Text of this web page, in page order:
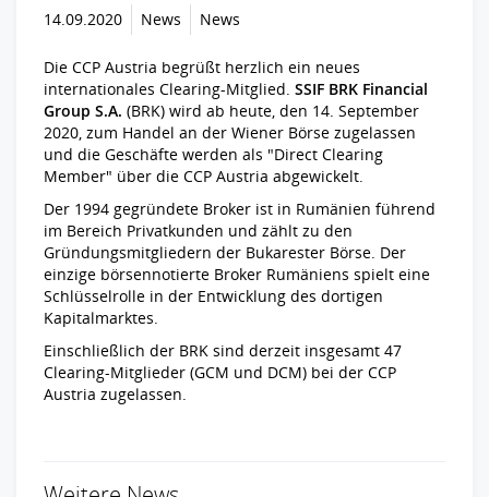
14.09.2020 News News
Die CCP Austria begrüßt herzlich ein neues
internationales Clearing-Mitglied. SSIF BRK Financial
Group S.A. (BRK) wird ab heute, den 14. September
2020, zum Handel an der Wiener Börse zugelassen
und die Geschäfte werden als "Direct Clearing
Member" über die CCP Austria abgewickelt.
Der 1994 gegründete Broker ist in Rumänien führend
im Bereich Privatkunden und zählt zu den
Gründungsmitgliedern der Bukarester Börse. Der
einzige börsennotierte Broker Rumäniens spielt eine
Schlüsselrolle in der Entwicklung des dortigen
Kapitalmarktes.
Einschließlich der BRK sind derzeit insgesamt 47
Clearing-Mitglieder (GCM und DCM) bei der CCP
Austria zugelassen.